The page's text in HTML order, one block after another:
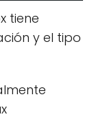
tiene
y el tipo